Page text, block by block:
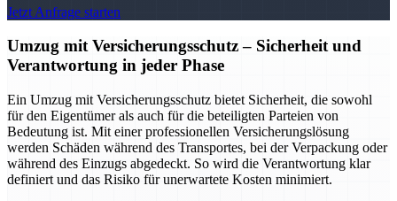
Jetzt Anfrage starten
Umzug mit Versicherungsschutz – Sicherheit und
Verantwortung in jeder Phase
Ein Umzug mit Versicherungsschutz bietet Sicherheit, die sowohl
für den Eigentümer als auch für die beteiligten Parteien von
Bedeutung ist. Mit einer professionellen Versicherungslösung
werden Schäden während des Transportes, bei der Verpackung oder
während des Einzugs abgedeckt. So wird die Verantwortung klar
definiert und das Risiko für unerwartete Kosten minimiert.